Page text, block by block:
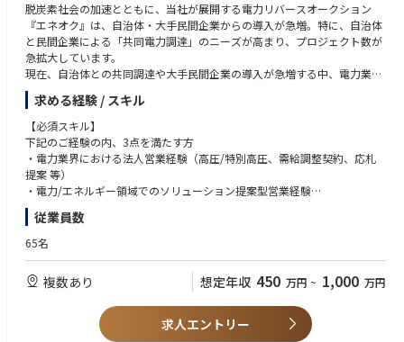
脱炭素社会の加速とともに、当社が展開する電力リバースオークション
『エネオク』は、自治体・大手民間企業からの導入が急増。特に、自治体
と民間企業による「共同電力調達」のニーズが高まり、プロジェクト数が
急拡大しています。
現在、自治体との共同調達や大手民間企業の導入が急増する中、電力業界
での実務経験を活かし、営業戦略と組織づくりの両輪をリードできる方を
募集します。
これまでに法人向け電力販売、電力入札の応札対応、自治体・大手法人へ
の提案営業、需給管理や契約管理と連動した営業活動などを経験されてき
た方であれば、すぐにご活躍いただける環境です。
＼外部メディア『PR TIMES』／
兵庫県が令和7年度から実施する「事業者用太陽光発電の共同調達支援事
【募集背景】
シリーズBの資金調達を終え、PMF済の「エネオク」は自治体・民間双方
で導入が急拡大。脱炭素に向けた共同調達プロジェクトも増え、事業も組
織も急成長フェーズに突入しています。一方で、現チームはまだ少数精鋭
ールに耐えうる強固な営業体制を構築していくため、業界知見を持ち、現
場と戦略をつなぐミドルマネジメント層の採用を進めています。これまで
求める経験 / スキル
【必須スキル】
下記のご経験の内、3点を満たす方
・電力業界における法人営業経験（高圧/特別高圧、需給調整契約、応札
提案 等）
・電力/エネルギー領域でのソリューション提案型営業経験
・官公庁/自治体/大手法人へのセールス経験
・チームリーダー、マネージャーとしての組織牽引経験
・複数拠点/複数事業者を巻き込んだ共同調達プロジェクト経験
・脱炭素/再エネ関連事業における営業/提案/導入支援経験
・エンタープライズSaaSやプラットフォームサービスの営業経験
・入札案件/RFP対応/公共調達フローへの理解
従業員数
65名
複数あり 想定年収 450 万円 ~ 1,000 万円
求人エントリー